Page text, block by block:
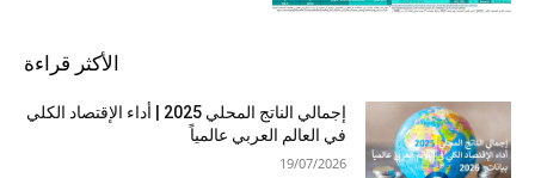
الأكثر قراءة
إجمالي الناتج المحلي 2025 | أداء الإقتصاد الكلي
في العالم العربي عالمياً
19/07/2026